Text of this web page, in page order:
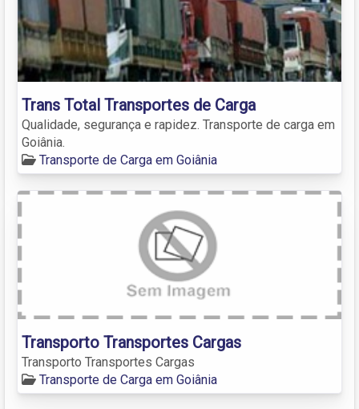
Trans Total Transportes de Carga
Qualidade, segurança e rapidez. Transporte de carga em
Goiânia.
Transporte de Carga em Goiânia
Transporto Transportes Cargas
Transporto Transportes Cargas
Transporte de Carga em Goiânia